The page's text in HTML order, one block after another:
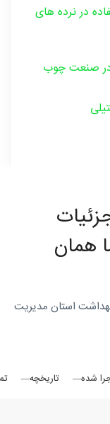
در نرده های
در صنعت ‌چوب
همان
بهداشت استان مدیریت
شده تاریخچه